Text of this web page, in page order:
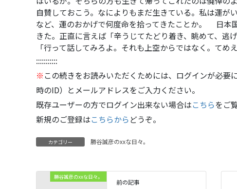
自賛しておこう。なによりもまだ生きている。私は運が
など、運のおかげで何度命を拾ってきたことか。 日本
きた。正直に言えば「辛うじてたどり着き、眺めて、逃
「行って話してみろよ。それも上空からではなく。てめ
:::::::::::
※ この続きをお読みいただくためには、ログインが必要
時のID）とメールアドレスをご入力ください。
既存ユーザーの方でログイン出来ない場合はこちらをご
新規のご登録はこちらから どうぞ。
カテゴリー 勝谷誠彦のxxな日々。
勝谷誠彦のxxな日々。
前の記事